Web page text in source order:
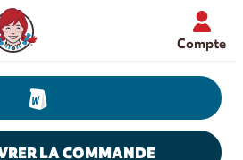
Website Home
Compte
LA COMMANDE